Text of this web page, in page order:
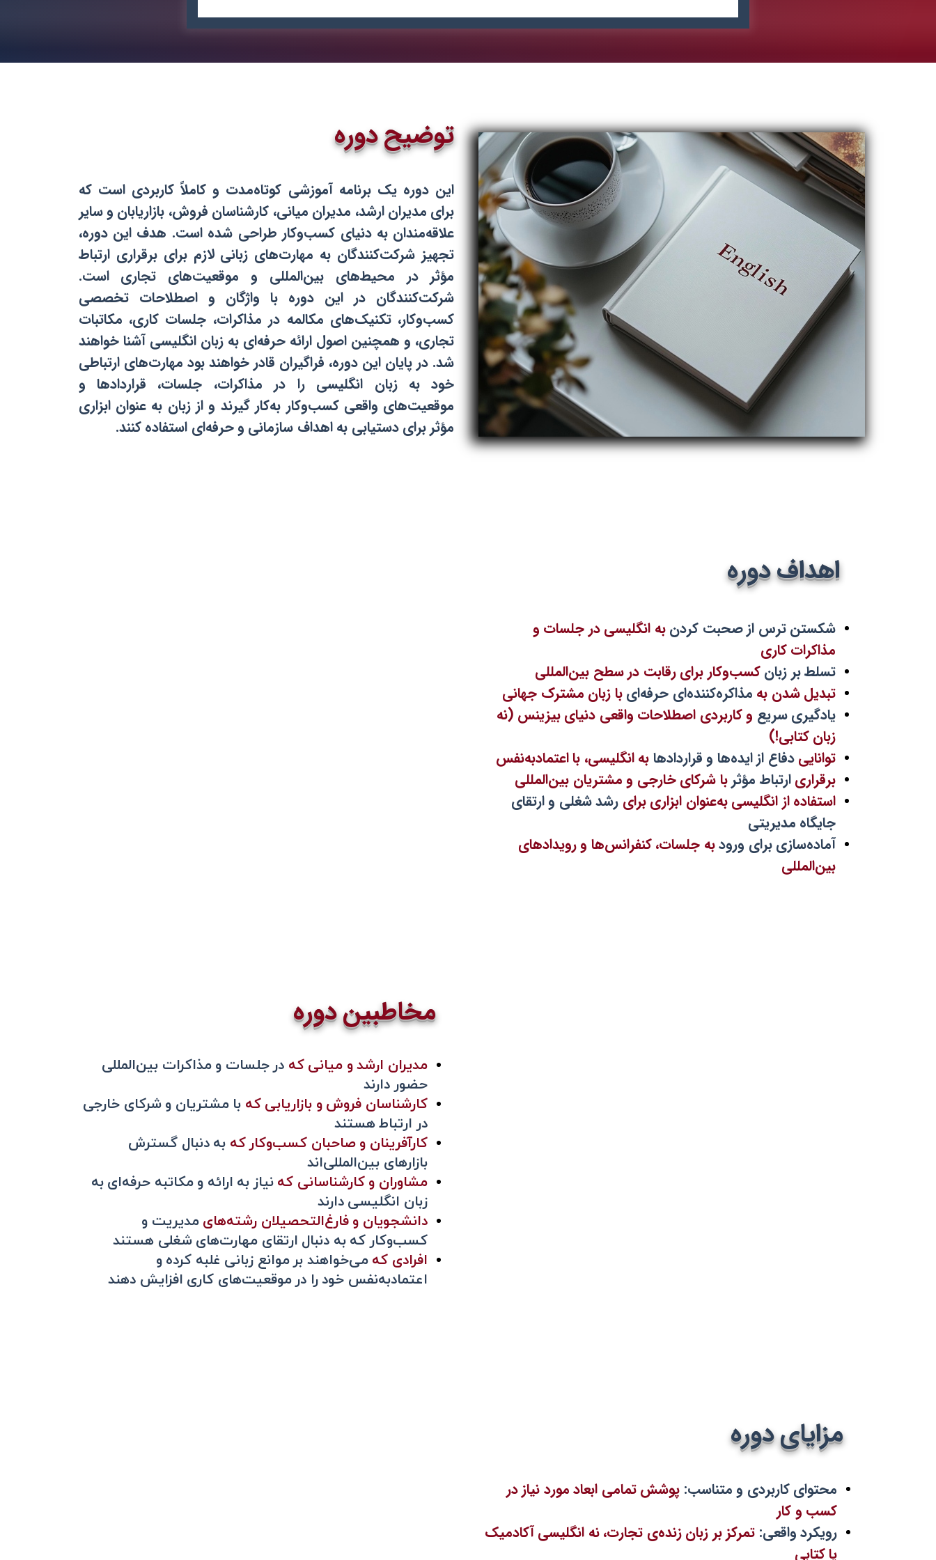
این دوره یک برنامه آموزشی کوتاه‌مدت و کاملاً کاربردی است که
برای مدیران ارشد، مدیران میانی، کارشناسان فروش، بازاریابان و سایر
علاقه‌مندان به دنیای کسب‌وکار طراحی شده است. هدف این دوره،
تجهیز شرکت‌کنندگان به مهارت‌های زبانی لازم برای برقراری ارتباط
مؤثر در محیط‌های بین‌المللی و موقعیت‌های تجاری است.
شرکت‌کنندگان در این دوره با واژگان و اصطلاحات تخصصی
کسب‌وکار، تکنیک‌های مکالمه در مذاکرات، جلسات کاری، مکاتبات
تجاری، و همچنین اصول ارائه حرفه‌ای به زبان انگلیسی آشنا خواهند
شد. در پایان این دوره، فراگیران قادر خواهند بود مهارت‌های ارتباطی
خود به زبان انگلیسی را در مذاکرات، جلسات، قراردادها و
موقعیت‌های واقعی کسب‌وکار به‌کار گیرند و از زبان به عنوان ابزاری
مؤثر برای دستیابی به اهداف سازمانی و حرفه‌ای استفاده کنند.
توضیح دوره
شکستن ترس از صحبت کردنبه انگلیسی در جلسات و
مذاکرات کاری
تسلط بر زبانکسب‌وکار برای رقابت در سطح بین‌المللی
تبدیل شدن به مذاکره‌کننده‌ای حرفه‌ایبا زبان مشترک جهانی
یادگیری سریع و کاربردی اصطلاحات واقعی دنیای بیزینس (نه
زبان کتابی!)
تواناییدفاع از ایده‌ها و قراردادهابه انگلیسی، با اعتمادبه‌نفس
برقراریارتباط مؤثر با شرکای خارجی و مشتریان بین‌المللی
استفاده از انگلیسی به‌عنوان ابزاری برای رشد شغلی و ارتقای
جایگاه مدیریتی
آماده‌سازی برای ورودبه جلسات، کنفرانس‌ها و رویدادهای
بین‌المللی
اهداف دوره
مخاطبین دوره
مدیران ارشد و میانی که در جلسات و مذاکرات بین‌المللی
حضور دارند
کارشناسان فروش و بازاریابی که با مشتریان و شرکای خارجی
در ارتباط هستند
کارآفرینان و صاحبان کسب‌وکار که به دنبال گسترش
بازارهای بین‌المللی‌اند
مشاوران و کارشناسانی که نیاز به ارائه و مکاتبه حرفه‌ای به
زبان انگلیسی دارند
دانشجویان و فارغ‌التحصیلان رشته‌های مدیریت و
کسب‌وکار که به دنبال ارتقای مهارت‌های شغلی هستند
افرادی که می‌خواهند بر موانع زبانی غلبه کرده و
اعتمادبه‌نفس خود را در موقعیت‌های کاری افزایش دهند
محتوای کاربردی و متناسب: پوشش تمامی ابعاد مورد نیاز در
کسب و کار
رویکرد واقعی: تمرکز بر زبان زنده‌ی تجارت، نه انگلیسی آکادمیک
یا کتابی
مزایای دوره